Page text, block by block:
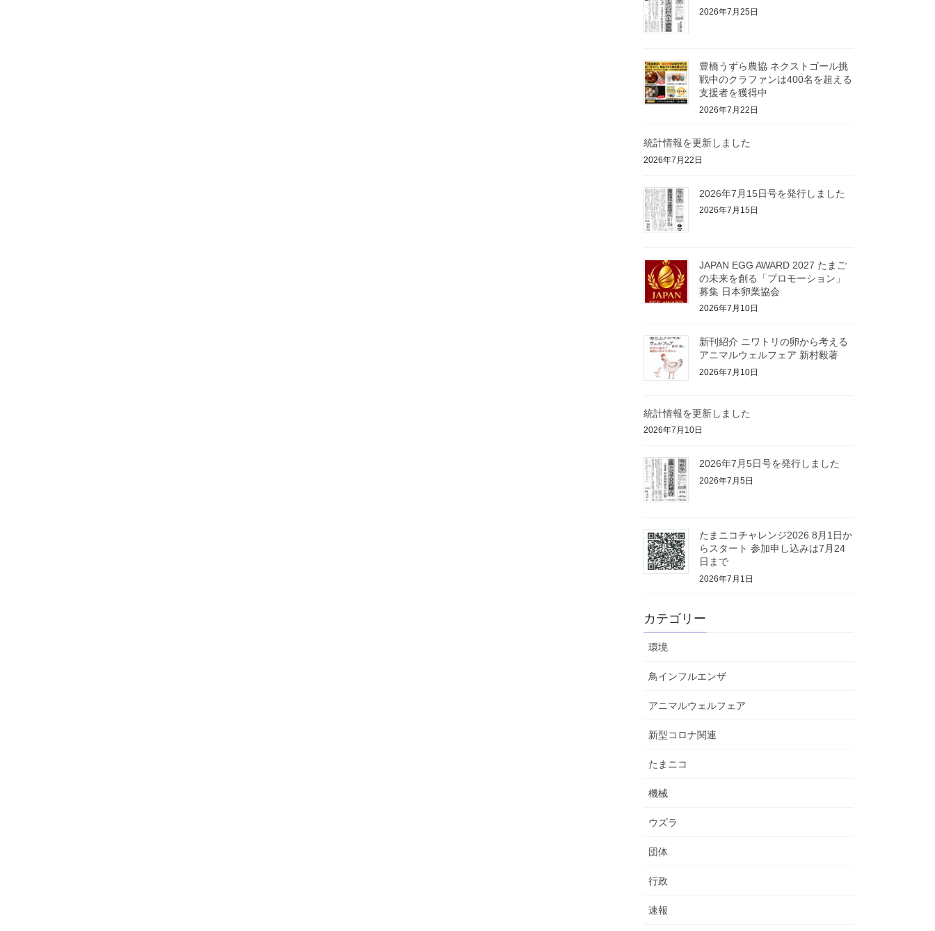
2026年7月25日
豊橋うずら農協 ネクストゴール挑
戦中のクラファンは400名を超える
支援者を獲得中
2026年7月22日
統計情報を更新しました
2026年7月22日
2026年7月15日号を発行しました
2026年7月15日
JAPAN EGG AWARD 2027 たまご
の未来を創る「プロモーション」
募集 日本卵業協会
2026年7月10日
新刊紹介 ニワトリの卵から考える
アニマルウェルフェア 新村毅著
2026年7月10日
統計情報を更新しました
2026年7月10日
2026年7月5日号を発行しました
2026年7月5日
たまニコチャレンジ2026 8月1日か
らスタート 参加申し込みは7月24
日まで
2026年7月1日
カテゴリー
環境
鳥インフルエンザ
アニマルウェルフェア
新型コロナ関連
たまニコ
機械
ウズラ
団体
行政
速報